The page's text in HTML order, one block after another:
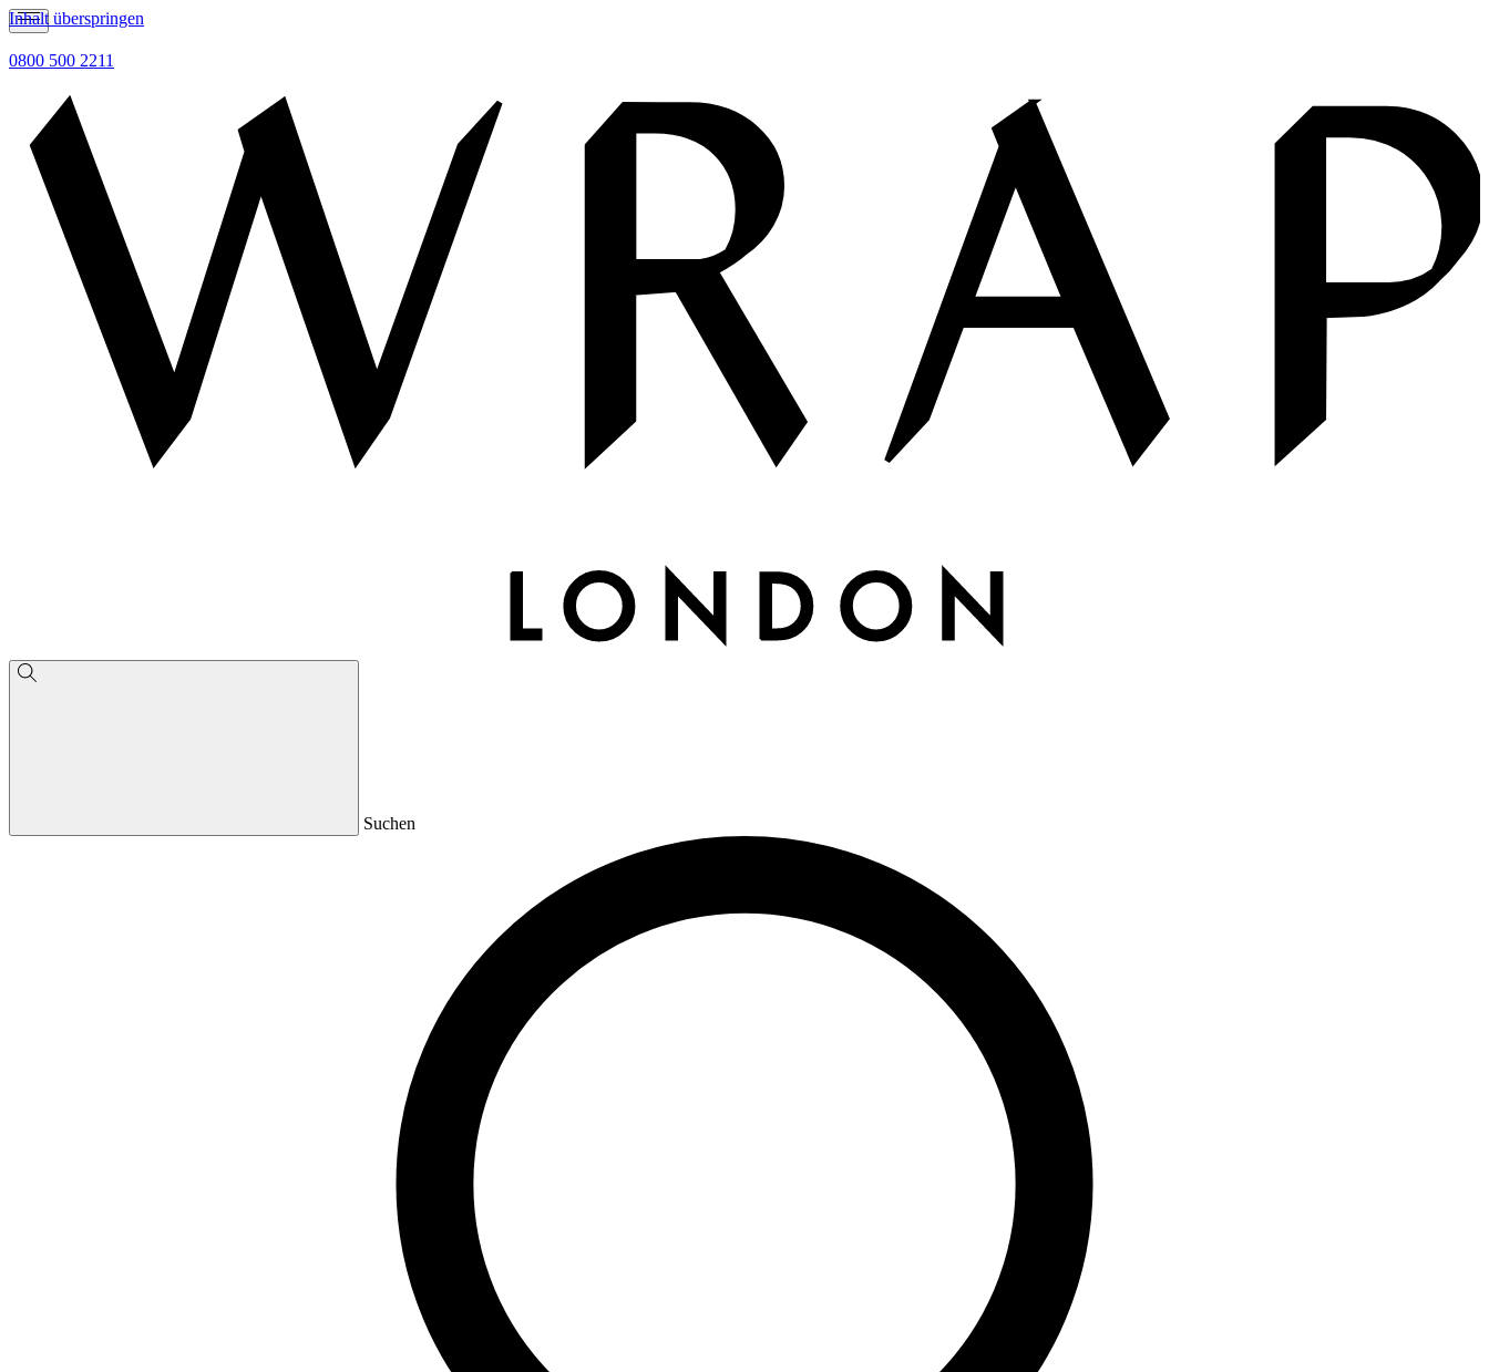
Inhalt überspringen
0800 500 2211
Suchen